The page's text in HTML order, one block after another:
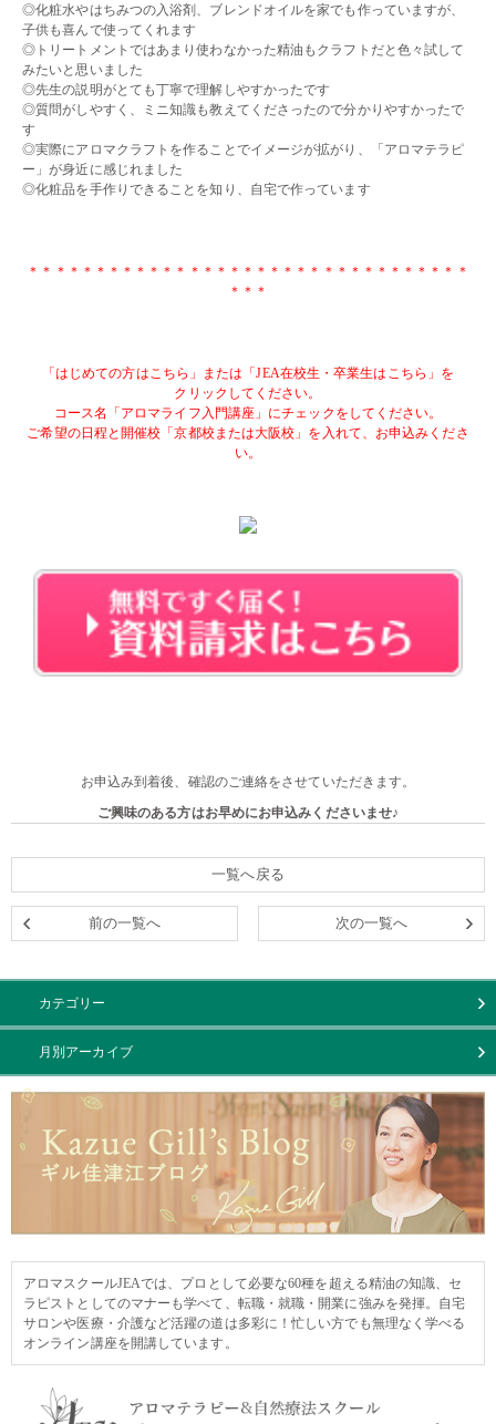
◎化粧水やはちみつの入浴剤、ブレンドオイルを家でも作っていますが、
子供も喜んで使ってくれます
◎トリートメントではあまり使わなかった精油もクラフトだと色々試して
みたいと思いました
◎先生の説明がとても丁寧で理解しやすかったです
◎質問がしやすく、ミニ知識も教えてくださったので分かりやすかったで
す
◎実際にアロマクラフトを作ることでイメージが拡がり、「アロマテラピ
ー」が身近に感じれました
◎化粧品を手作りできることを知り、自宅で作っています
＊＊＊＊＊＊＊＊＊＊＊＊＊＊＊＊＊＊＊＊＊＊＊＊＊＊＊＊＊＊＊＊＊
＊＊＊
「はじめての方はこちら」または「JEA在校生・卒業生はこちら」を
クリックしてください。
コース名「アロマライフ入門講座」にチェックをしてください。
ご希望の日程と開催校「京都校または大阪校」を入れて、お申込みくださ
い。
お申込み到着後、確認のご連絡をさせていただきます。
ご興味のある方はお早めにお申込みくださいませ♪
前の一覧へ 次の一覧へ
一覧へ戻る
カテゴリー
月別アーカイブ
アロマスクールJEAでは、プロとして必要な60種を超える精油の知識、セ
ラピストとしてのマナーも学べて、転職・就職・開業に強みを発揮。自宅
サロンや医療・介護など活躍の道は多彩に！忙しい方でも無理なく学べる
オンライン講座を開講しています。